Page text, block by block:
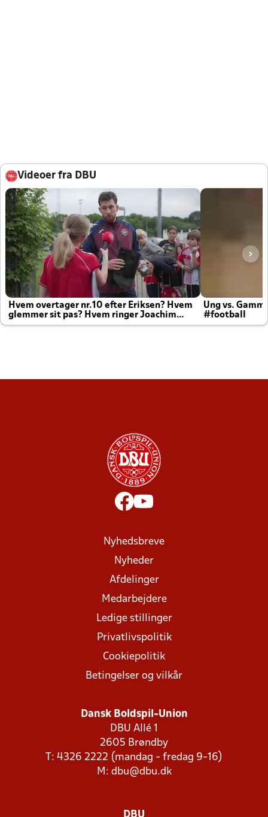
Videoer fra DBU
Hvem overtager nr.10 efter Eriksen? Hvem
glemmer sit pas? Hvem ringer Joachim
altid til efter kampe?
Ung vs.
#football
Nyhedsbreve
Nyheder
Afdelinger
Medarbejdere
Ledige stillinger
Privatlivspolitik
Cookiepolitik
Betingelser og vilkår
Dansk Boldspil-Union
DBU Allé 1
2605 Brøndby
T: 4326 2222 (mandag - fredag 9-16)
M: dbu@dbu.dk